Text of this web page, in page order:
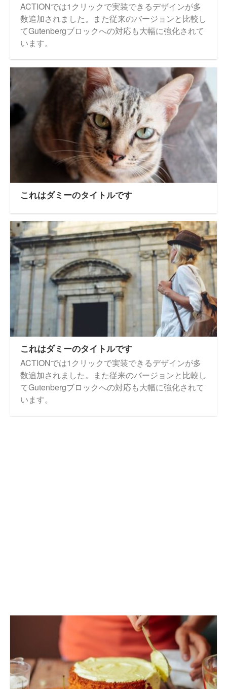
ACTIONでは1クリックで実装できるデザインが多
数追加されました。また従来のバージョンと比較し
てGutenbergブロックへの対応も大幅に強化されて
います。
これはダミーのタイトルです
これはダミーのタイトルです
ACTIONでは1クリックで実装できるデザインが多
数追加されました。また従来のバージョンと比較し
てGutenbergブロックへの対応も大幅に強化されて
います。